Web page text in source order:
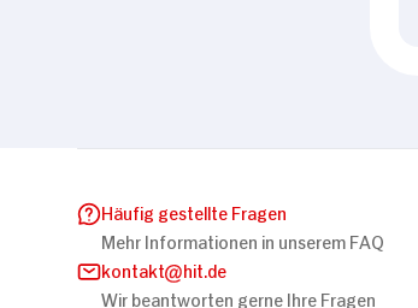
Häufig gestellte Fragen
Mehr Informationen in unserem FAQ
kontakt
hit.de
Wir beantworten gerne Ihre Fragen